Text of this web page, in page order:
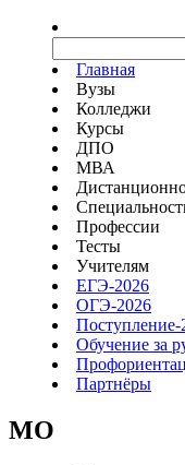
Главная
Вузы
Колледжи
Курсы
ДПО
МВА
Профессии
Тесты
Учителям
ЕГЭ-2026
ОГЭ-2026
Поступление-
Обучение за
Партнёры
MO